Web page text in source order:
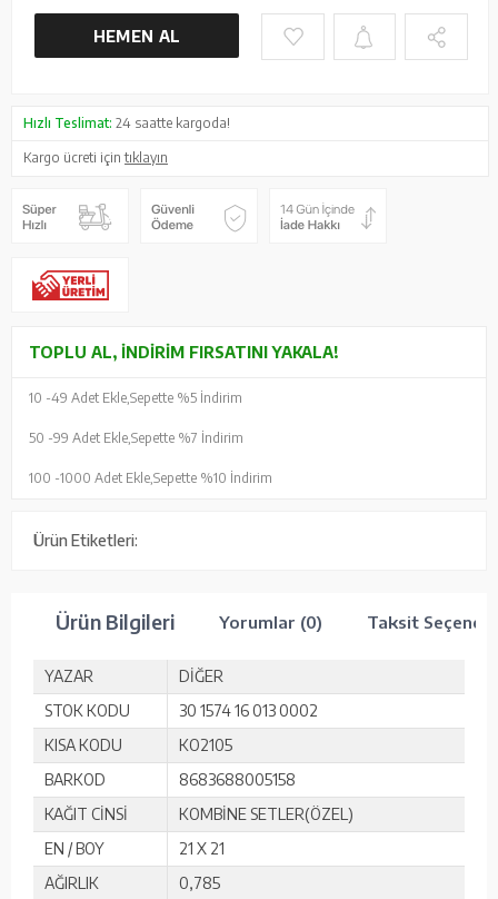
HEMEN AL
Hızlı Teslimat: 24 saatte kargoda!
Kargo ücreti içintıklayın
TOPLU AL, İNDIRIM FIRSATINI YAKALA!
10 -49 Adet Ekle, Sepette %5 İndirim
50 -99 Adet Ekle, Sepette %7 İndirim
100 -1000 Adet Ekle, Sepette %10 İndirim
Ürün Etiketleri:
Ürün Bilgileri Yorumlar (0) Taksit
YAZAR
DİĞER
STOK KODU
30 1574 16 013 0002
KISA KODU
KO2105
BARKOD
8683688005158
KAĞIT CİNSİ
KOMBİNE SETLER(ÖZEL)
EN / BOY
21 X 21
AĞIRLIK
0,785